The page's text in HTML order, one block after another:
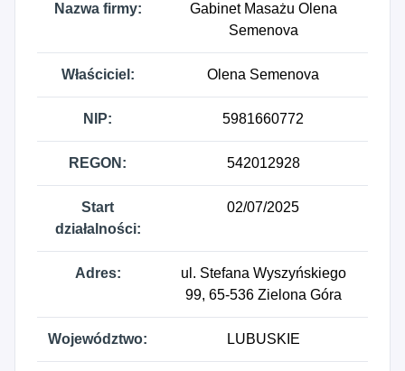
Nazwa firmy:
Gabinet Masażu Olena
Semenova
Właściciel: Olena Semenova
NIP: 5981660772
REGON: 542012928
Start
działalności:
02/07/2025
Adres:
ul. Stefana Wyszyńskiego
99, 65-536 Zielona Góra
Województwo: LUBUSKIE